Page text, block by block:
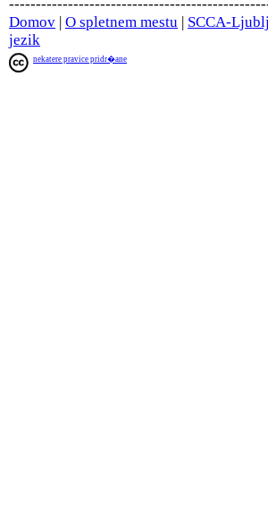
Domov | O spletnem mestu | SCCA-
jezik
nekatere pravice pridr�ane